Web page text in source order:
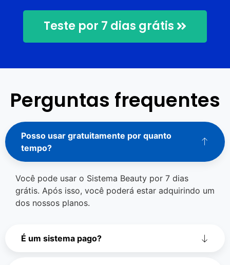
Teste por 7 dias grátis
Perguntas frequentes
Posso usar gratuitamente por quanto
tempo?
Você pode usar o Sistema Beauty por 7 dias
grátis. Após isso, você poderá estar adquirindo um
dos nossos planos.
É um sistema pago?